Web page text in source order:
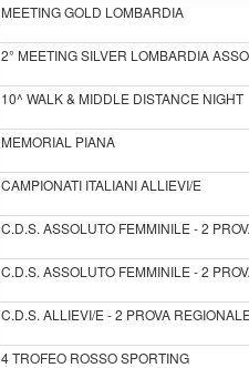
MEETING GOLD LOMBARDIA
2° MEETING SILVER LOMBARDIA
10^ WALK & MIDDLE DISTANCE NIGHT
MEMORIAL PIANA
CAMPIONATI ITALIANI ALLIEVI/E
C.D.S. ASSOLUTO FEMMINILE - 2
C.D.S. ASSOLUTO FEMMINILE - 2
C.D.S. ALLIEVI/E - 2 PROVA
4 TROFEO ROSSO SPORTING